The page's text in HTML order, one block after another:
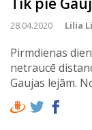
28.04.2020 Lilia
Pirmdienas
netraucē
Gaujas lejām.